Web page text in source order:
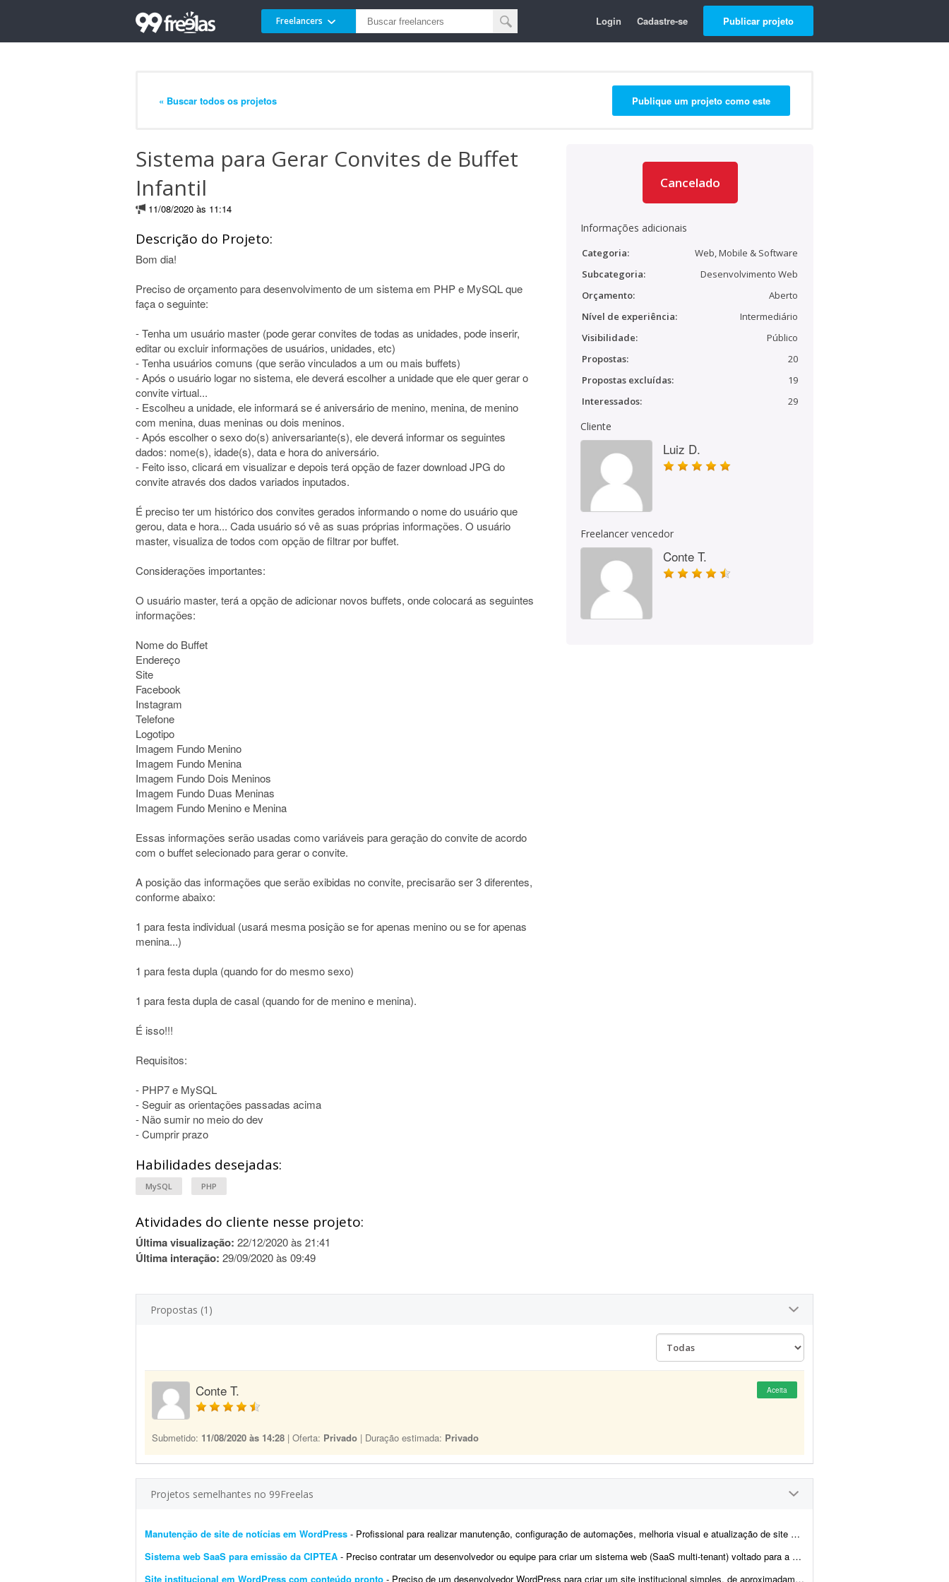
Freelancers Login Cadastre-se Publicar projeto
« Buscar todos os projetos Publique um projeto como este
Sistema para Gerar Convites de Buffet
Infantil
11/08/2020 às 11:14
Descrição do Projeto:
Bom dia!
Preciso de orçamento para desenvolvimento de um sistema em PHP e MySQL que
faça o seguinte:
- Tenha um usuário master (pode gerar convites de todas as unidades, pode inserir,
editar ou excluir informações de usuários, unidades, etc)
- Tenha usuários comuns (que serão vinculados a um ou mais buffets)
- Após o usuário logar no sistema, ele deverá escolher a unidade que ele quer gerar o
convite virtual...
- Escolheu a unidade, ele informará se é aniversário de menino, menina, de menino
com menina, duas meninas ou dois meninos.
- Após escolher o sexo do(s) aniversariante(s), ele deverá informar os seguintes
dados: nome(s), idade(s), data e hora do aniversário.
- Feito isso, clicará em visualizar e depois terá opção de fazer download JPG do
convite através dos dados variados inputados.
É preciso ter um histórico dos convites gerados informando o nome do usuário que
gerou, data e hora... Cada usuário só vê as suas próprias informações. O usuário
master, visualiza de todos com opção de filtrar por buffet.
Considerações importantes:
O usuário master, terá a opção de adicionar novos buffets, onde colocará as seguintes
informações:
Nome do Buffet
Endereço
Site
Facebook
Instagram
Telefone
Logotipo
Imagem Fundo Menino
Imagem Fundo Menina
Imagem Fundo Dois Meninos
Imagem Fundo Duas Meninas
Imagem Fundo Menino e Menina
Essas informações serão usadas como variáveis para geração do convite de acordo
com o buffet selecionado para gerar o convite.
A posição das informações que serão exibidas no convite, precisarão ser 3 diferentes,
conforme abaixo:
1 para festa individual (usará mesma posição se for apenas menino ou se for apenas
menina...)
1 para festa dupla (quando for do mesmo sexo)
1 para festa dupla de casal (quando for de menino e menina).
É isso!!!
Requisitos:
- PHP7 e MySQL
- Seguir as orientações passadas acima
- Não sumir no meio do dev
- Cumprir prazo
Habilidades desejadas:
MySQL PHP
Atividades do cliente nesse projeto:
Última visualização: 22/12/2020 às 21:41
Última interação: 29/09/2020 às 09:49
Cancelado
Informações adicionais
Categoria:
Web, Mobile & Software
Subcategoria:
Desenvolvimento Web
Orçamento:
Aberto
Nível de experiência:
Intermediário
Visibilidade:
Público
Propostas:
20
Propostas excluídas:
19
Interessados:
29
Cliente
Luiz D.
Freelancer vencedor
Conte T.
Propostas (1)
Conte T. Aceita
Submetido: 11/08/2020 às 14:28 | Oferta: Privado | Duração estimada: Privado
Projetos semelhantes no 99Freelas
Manutenção de site de notícias em WordPress - Profissional para realizar manutenção, configuração de automações, melhoria visual e atualização de site de notícias em WordPress. At...
Sistema web SaaS para emissão da CIPTEA - Preciso contratar um desenvolvedor ou equipe para criar um sistema web (SaaS multi-tenant) voltado para a emissão digital da CIPTEA (Carteira de Identificação da Pessoa com Tra...
Site institucional em WordPress com conteúdo pronto - Preciso de um desenvolvedor WordPress para criar um site institucional simples, de aproximadamente 5 páginas (Home). - O projeto é cultural (Cuidadores da Memória - Encontro R...